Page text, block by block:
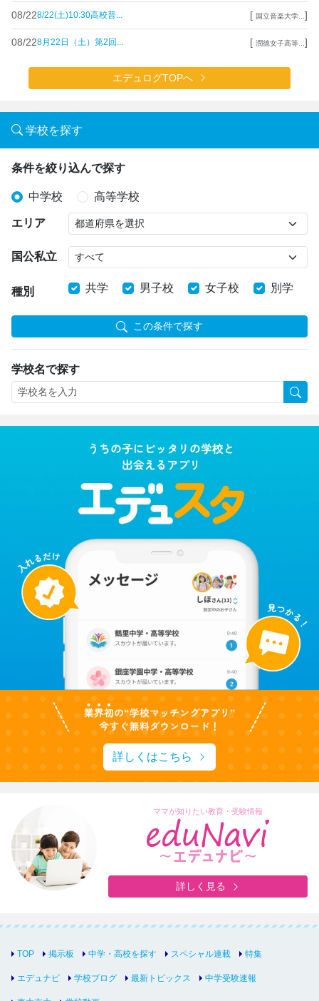
08/228/22(土)10:30高校普... [ 国立音楽大学... ]
08/228月22日（土）第2回... [ 潤徳女子高等... ]
エデュログTOPへ
学校を探す
条件を絞り込んで探す
中学校 高等学校
エリア
国公私立
種別 共学 男子校 女子校 別学
この条件で探す
学校名で探す
詳しくはこちら
ママが知りたい教育・受験情報
詳しく見る
TOP 掲示板 中学・高校を探す スペシャル連載 特集
エデュナビ 学校ブログ 最新トピックス 中学受験速報